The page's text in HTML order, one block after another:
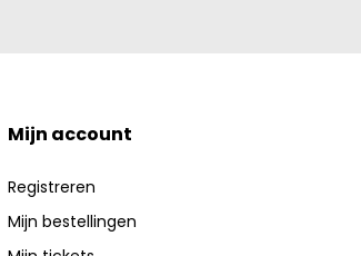
Mijn account
Registreren
Mijn bestellingen